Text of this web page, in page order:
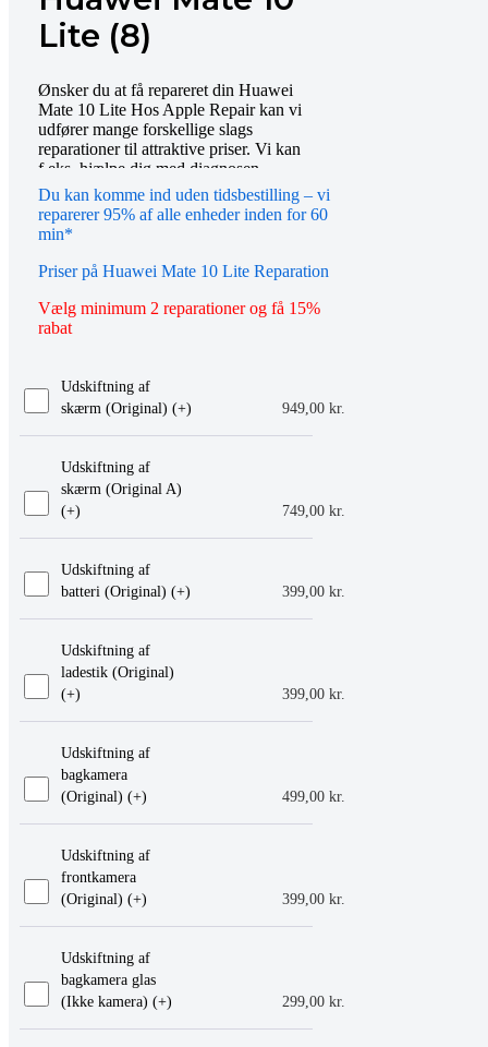
Lite (8)
Ønsker du at få repareret din Huawei
Mate 10 Lite Hos Apple Repair kan vi
udfører mange forskellige slags
reparationer til attraktive priser. Vi kan
f.eks. hjælpe dig med diagnosen,
skærmudskiftning mv. Bestil tid online
eller mød op i vores butik, så hjælper vi
dig gerne videre. Du er også altid
eller email.
Du kan komme ind uden tidsbestilling – vi
reparerer 95% af alle enheder inden for 60
min*
Priser på Huawei Mate 10 Lite Reparation
Vælg minimum 2 reparationer og få 15%
rabat
Udskiftning af
skærm (Original) (+
949,00 kr.
)
Udskiftning af
skærm (Original A)
(+
749,00 kr.
)
Udskiftning af
batteri (Original) (+
399,00 kr.
)
Udskiftning af
ladestik (Original)
(+
399,00 kr.
)
Udskiftning af
bagkamera
(Original) (+
499,00 kr.
)
Udskiftning af
frontkamera
(Original) (+
399,00 kr.
)
Udskiftning af
bagkamera glas
(Ikke kamera) (+
299,00 kr.
)